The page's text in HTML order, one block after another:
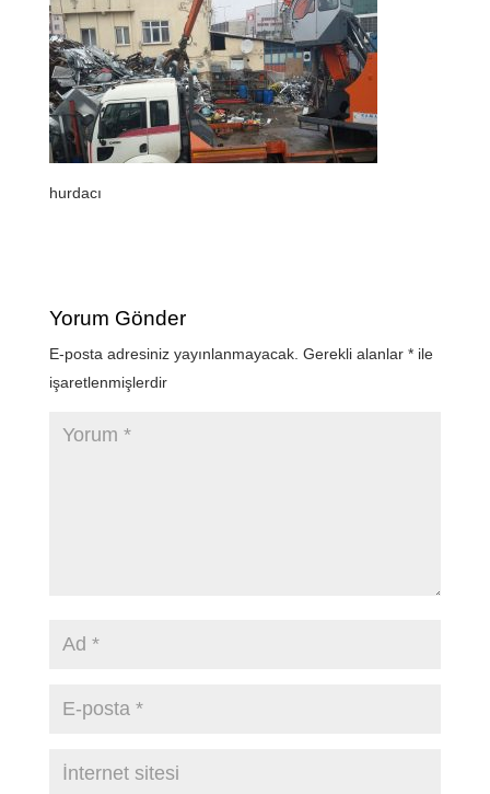
hurdacı
Yorum Gönder
E-posta adresiniz yayınlanmayacak. Gerekli alanlar *ile
işaretlenmişlerdir